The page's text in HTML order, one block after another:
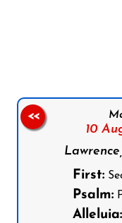
10
First:
Psalm:
Alleluia:
<<